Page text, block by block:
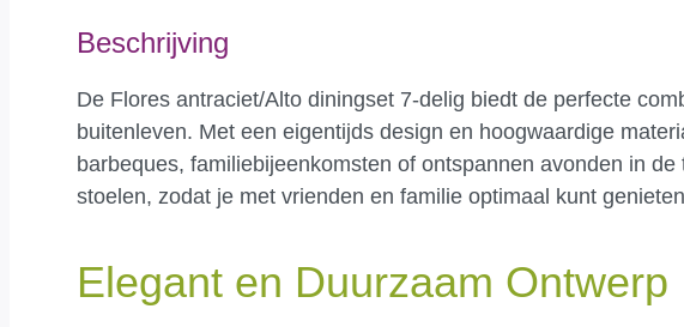
Beschrijving
De Flores antraciet/Alto diningset 7-delig biedt de perfecte
buitenleven. Met een eigentijds design en hoogwaardige
barbeques, familiebijeenkomsten of ontspannen avonden in
stoelen, zodat je met vrienden en familie optimaal kunt
Elegant en Duurzaam Ontwerp